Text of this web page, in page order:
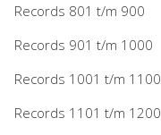
Records 801 t/m 900
Records 901 t/m 1000
Records 1001 t/m 1100
Records 1101 t/m 1200